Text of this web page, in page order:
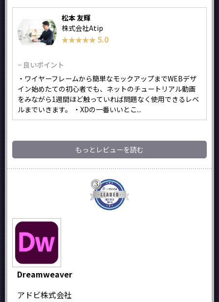
松本 友輝
株式会社Atip
★★★★★
★★★★★ 5.0
− 良いポイント
・ワイヤーフレームから簡単なモックアップまでWEBデザ
イン始めたての初心者でも、ネットのチュートリアル動画
をみながら1週間ほど触っていれば問題なく使用できるレベ
ルまでいきます。 ・XDの一番いいとこ...
もっとレビューを読む
Dreamweaver
アドビ株式会社